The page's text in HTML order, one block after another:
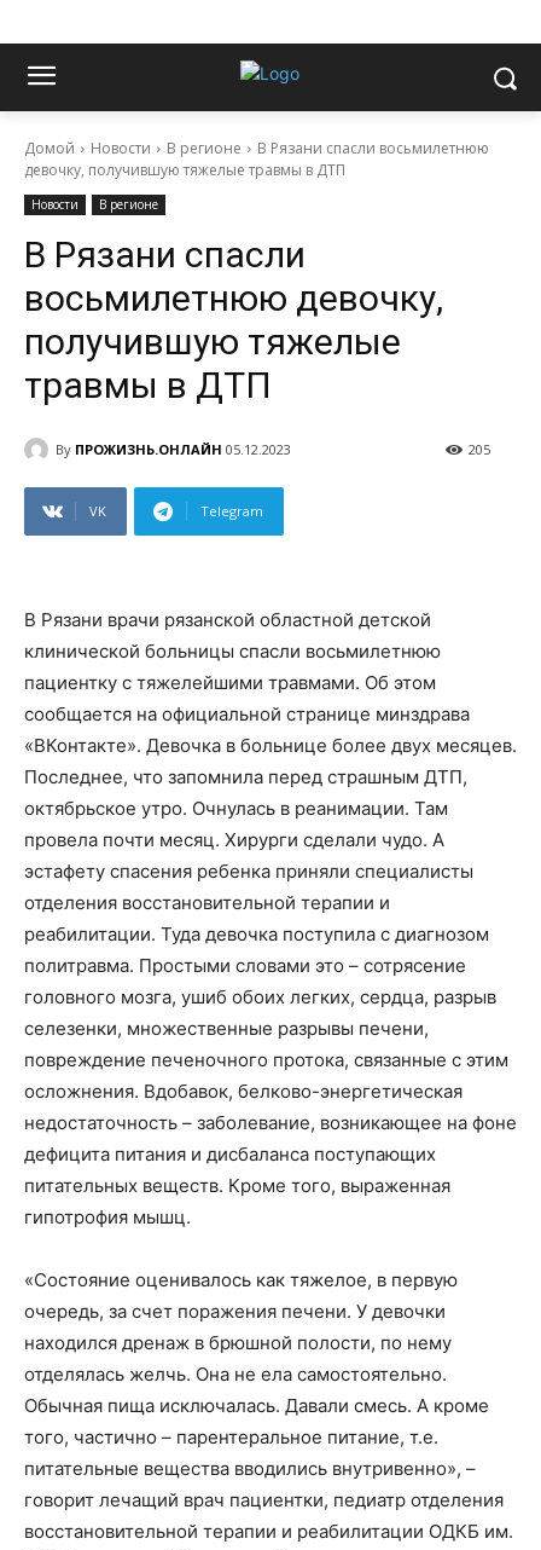
Домой Новости В регионе
В Рязани спасли восьмилетнюю
девочку, получившую тяжелые травмы в ДТП
Новости В регионе
В Рязани спасли
восьмилетнюю девочку,
получившую тяжелые
травмы в ДТП
By ПРОЖИЗНЬ.ОНЛАЙН 05.12.2023 205
VK Telegram
В Рязани врачи рязанской областной детской
клинической больницы спасли восьмилетнюю
пациентку с тяжелейшими травмами. Об этом
сообщается на официальной странице минздрава
«ВКонтакте». Девочка в больнице более двух месяцев.
Последнее, что запомнила перед страшным ДТП,
октябрьское утро. Очнулась в реанимации. Там
провела почти месяц. Хирурги сделали чудо. А
эстафету спасения ребенка приняли специалисты
отделения восстановительной терапии и
реабилитации. Туда девочка поступила с диагнозом
политравма. Простыми словами это – сотрясение
головного мозга, ушиб обоих легких, сердца, разрыв
селезенки, множественные разрывы печени,
повреждение печеночного протока, связанные с этим
осложнения. Вдобавок, белково-энергетическая
недостаточность – заболевание, возникающее на фоне
дефицита питания и дисбаланса поступающих
питательных веществ. Кроме того, выраженная
гипотрофия мышц.
«Состояние оценивалось как тяжелое, в первую
очередь, за счет поражения печени. У девочки
находился дренаж в брюшной полости, по нему
отделялась желчь. Она не ела самостоятельно.
Обычная пища исключалась. Давали смесь. А кроме
того, частично – парентеральное питание, т.е.
питательные вещества вводились внутривенно», –
говорит лечащий врач пациентки, педиатр отделения
восстановительной терапии и реабилитации ОДКБ им.